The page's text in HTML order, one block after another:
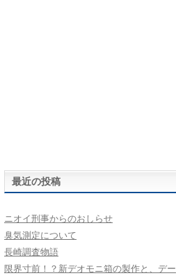
最近の投稿
ニオイ刑事からのおしらせ
臭気測定について
長崎調査物語
限界寸前！？新デオモニ箱の製作と、デー